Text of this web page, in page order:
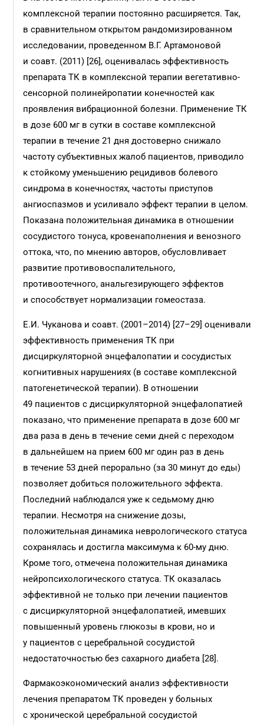
комплексной терапии постоянно расширяется. Так,
в сравнительном открытом рандомизированном
исследовании, проведенном В.Г. Артамоновой
и соавт. (2011) [26], оценивалась эффективность
препарата ТК в комплексной терапии вегетативно-
сенсорной полинейропатии конечностей как
проявления вибрационной болезни. Применение ТК
в дозе 600 мг в сутки в составе комплексной
терапии в течение 21 дня достоверно снижало
частоту субъективных жалоб пациентов, приводило
к стойкому уменьшению рецидивов болевого
синдрома в конечностях, частоты приступов
ангиоспазмов и усиливало эффект терапии в целом.
Показана положительная динамика в отношении
сосудистого тонуса, кровенаполнения и венозного
оттока, что, по мнению авторов, обусловливает
развитие противовоспалительного,
противоотечного, анальгезирующего эффектов
и способствует нормализации гомеостаза.
Е.И. Чуканова и соавт. (2001–2014) [27–29] оценивали
эффективность применения ТК при
дисциркуляторной энцефалопатии и сосудистых
когнитивных нарушениях (в составе комплексной
патогенетической терапии). В отношении
49 пациентов с дисциркуляторной энцефалопатией
показано, что применение препарата в дозе 600 мг
два раза в день в течение семи дней с переходом
в дальнейшем на прием 600 мг один раз в день
в течение 53 дней перорально (за 30 минут до еды)
позволяет добиться положительного эффекта.
Последний наблюдался уже к седьмому дню
терапии. Несмотря на снижение дозы,
положительная динамика неврологического статуса
сохранялась и достигла максимума к 60-му дню.
Кроме того, отмечена положительная динамика
нейропсихологического статуса. ТК оказалась
эффективной не только при лечении пациентов
с дисциркуляторной энцефалопатией, имевших
повышенный уровень глюкозы в крови, но и
у пациентов с церебральной сосудистой
недостаточностью без сахарного диабета [28].
Фармакоэкономический анализ эффективности
лечения препаратом ТК проведен у больных
с хронической церебральной сосудистой